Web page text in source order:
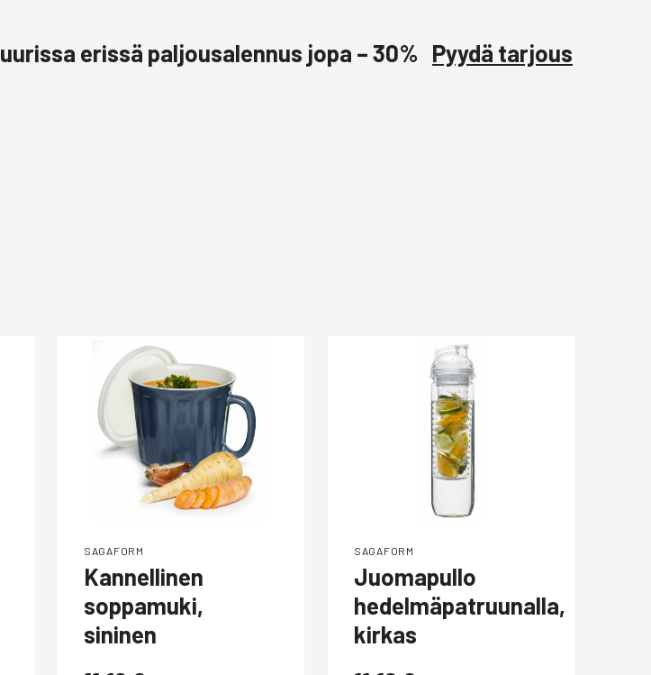
erissä paljousalennus jopa – 30% Pyydä tarjous
SAGAFORM
Kannellinen
soppamuki,
sininen
SAGAFORM
Juomapullo
hedelmäpatruunalla,
kirkas